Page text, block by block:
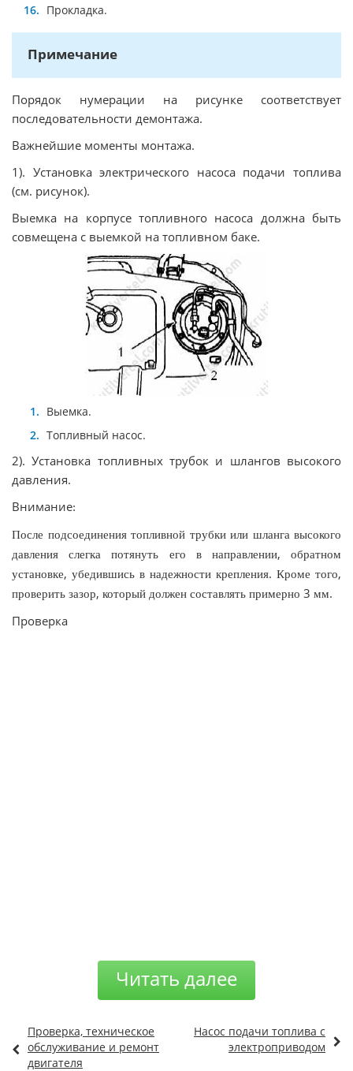
Прокладка.
Примечание
Порядок нумерации на рисунке соответствует
последовательности демонтажа.
Важнейшие моменты монтажа.
1). Установка электрического насоса подачи топлива
(см. рисунок).
Выемка на корпусе топливного насоса должна быть
совмещена с выемкой на топливном баке.
Выемка.
Топливный насос.
2). Установка топливных трубок и шлангов высокого
давления.
Внимание:
После подсоединения топливной трубки или шланга высокого
давления
слегка потянуть его в направлении,обратном
установке, убедившись в надежности крепления. Кроме того,
проверить зазор, который должен составлять примерно 3 мм.
Проверка
Читать далее
Проверка, техническое
обслуживание и ремонт
двигателя
Насос подачи топлива с
электроприводом